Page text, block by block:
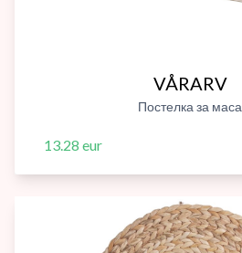
VÅRARV
Постелка за маса
13.28 eur